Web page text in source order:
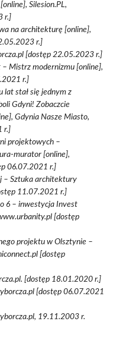
Silesion.PL,
r.]
na architekturę [online],
r.]
[dostęp 22.05.2023 r.]
Mistrz modernizmu [online],
r.]
lat stał się jednym z
Gdyni! Zobaczcie
Gdynia Nasze Miasto,
r.]
projektowych –
murator [online],
06.07.2021 r.]
– Sztuka architektury
11.07.2021 r.]
6 – inwestycja Invest
[dostęp
projektu w Olsztynie –
[dostęp
[dostęp 18.01.2020 r.]
[dostęp 06.07.2021
19.11.2003 r.